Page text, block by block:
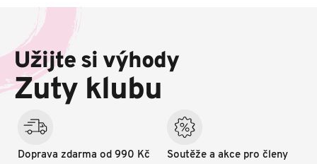
a
í
Užijte si výhody
Zuty klubu
Doprava zdarma od 990 Kč Soutěže a akce pro členy